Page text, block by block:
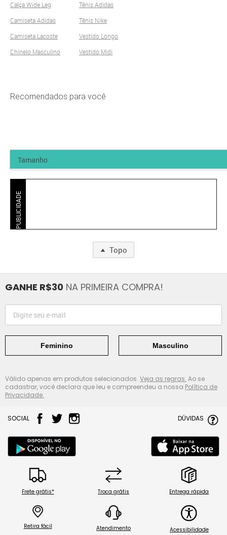
Calça Wide Leg
Camiseta Adidas
Camiseta Lacoste
Chinelo Masculino
Tênis Adidas
Tênis Nike
Vestido Longo
Vestido Midi
Recomendados para você
PUBLICIDADE
Topo
GANHE R$30 NA PRIMEIRA COMPRA!
Feminino Masculino
Válido apenas em produtos selecionados. Veja as regras. Ao se
cadastrar, você declara que leu e compreendeu a nossa Política de
Privacidade.
SOCIAL DÚVIDAS
Frete grátis* Troca grátis Entrega rápida
Retira fácil Atendimento Acessibilidade